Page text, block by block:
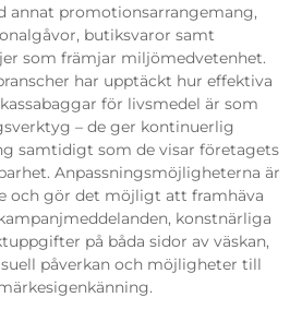
annat promotionsarrangemang,
butiksvaror samt
som främjar miljömedvetenhet.
har upptäckt hur effektiva
för livsmedel är som
– de ger kontinuerlig
samtidigt som de visar företagets
Anpassningsmöjligheterna är
och gör det möjligt att framhäva
konstnärliga
på båda sidor av väskan,
påverkan och möjligheter till